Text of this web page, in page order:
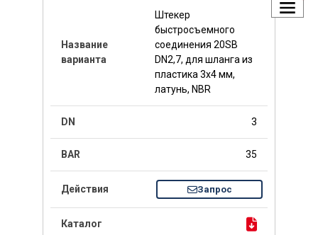
Штекер
быстросъемного
соединения 20SB
DN2,7, для шланга из
пластика 3x4 мм,
латунь, NBR
3
35
Запрос